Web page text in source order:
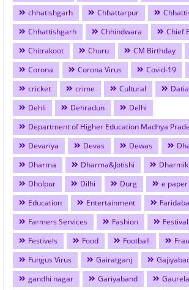
chhatishgarh Chhattarpur
Chhattishgarh
Chhindwara Chief
Chitrakoot
Churu CM Birthday
Corona
Corona Virus Covid-19
cricket
crime Cultural Datia
Dehli
Dehradun
Delhi
Department of Higher Education Madhya
Devariya
Devas Dewas
Dharma
Dharma&Jotishi Dharmik
Dholpur
Dilhi Durg e paper
Education
Entertainment
Farmers Services
Fashion Festival
Festivels
Food Football
Fungus Virus
Gairatganj
gandhi nagar
Gariyaband